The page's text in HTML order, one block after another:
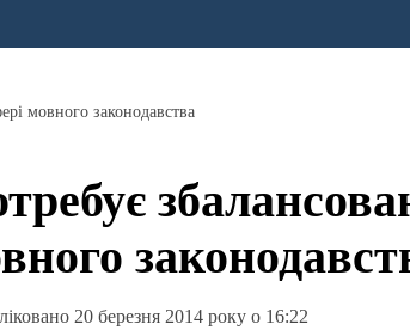
мовного законодавства
20 березня 2014 року о 16:22